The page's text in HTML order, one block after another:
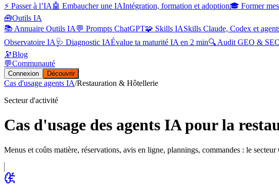
⚡ Passer à l’IA 🤖 Embaucher une IAIntégration, formation et adoption🎓 Former
🧰Outils IA
📚 Annuaire Outils IA 💬 Prompts ChatGPT🧩 Skills IASkills Claude, Codex et
Observatoire IA 🩺 Diagnostic IAÉvalue ta maturité IA en 2 min🔍 Audit GEO &
🔭Blog
💬Communauté
Connexion Découvrir
Cas d'usage agents IA/Restauration & Hôtellerie
Secteur d'activité
Cas d'usage des agents IA pour la
Menus et coûts matière, réservations, avis en ligne, plannings, commandes : le